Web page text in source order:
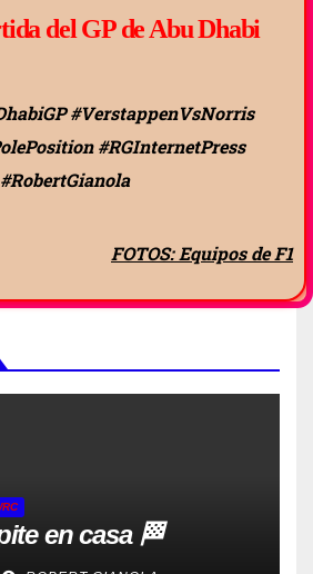
del GP de Abu Dhabi
#VerstappenVsNorris
#RGInternetPress
#RobertGianola
FOTOS: Equipos de F1
en casa 🏁